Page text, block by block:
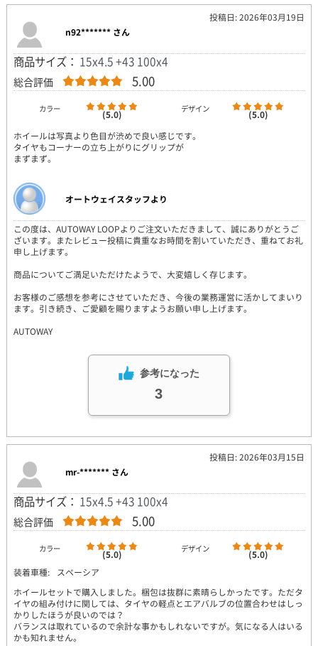
投稿日: 2026年03月19日
n92******* さん
商品サイズ： 15x4.5 +43 100x4
総合評価 5.00
カラー (5.0) デザイン
(5.0)
ホイールは写真より色目が渋めで良い感じです。
タイヤもコーナーの立ち上がりにグリップが
まずまず。
オートウェイスタッフより
この度は、AUTOWAY LOOPよりご注文いただきまして、誠にありがとうご
ざいます。またレビュー投稿に貴重なお時間を割いていただき、重ねてお礼
申し上げます。
商品についてご満足いただけたようで、大変嬉しく存じます。
お客様のご感想を参考にさせていただき、今後の業務運営に活かしてまいり
ます。引き続き、ご愛顧を賜りますようお願い申し上げます。
AUTOWAY
参考になった
3
投稿日: 2026年03月15日
mr-******* さん
商品サイズ： 15x4.5 +43 100x4
総合評価 5.00
カラー (5.0) デザイン
(5.0)
装着車種:
スペーシア
ホイールセットで購入しました。梱包は抜群に素晴らしかったです。ただタ
イヤの組み付けに関しては、タイヤの軽点とエアバルブの位置合わせはしっ
かりしたほうが良いのでは？
バランスは取れているので余計な事かもしれないですが。気になる人はいる
かも知れません。